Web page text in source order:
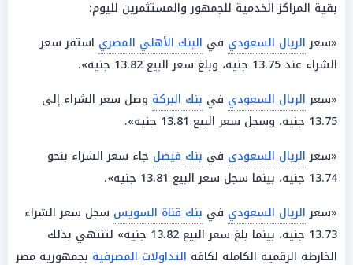
بقية المراكز الخدمية للجمهور والمستثمرين لليوم:
«سعرالريال السعودي في البنك الأهلي المصري استقر سعر
الشراء عند 13.75 جنيه، وبلغ سعر البيع 13.82 جنيه».
«سعرالريال السعودي في بنك البركة وصل سعر الشراء إلى
13.75 جنيه، وسجل سعر البيع 13.81 جنيه».
«سعرالريال السعودي في بنك فيصل جاء سعر الشراء بنحو
13.74 جنيه، بينما سجل سعر البيع 13.81 جنيه».
«سعرالريال السعودي في بنك قناة السويس سجل سعر الشراء
13.73 جنيه، بينما بلغ سعر البيع 13.82 جنيه» لتنتهي بذلك
الخارطة الرقمية الكاملة لكافة التداولات المصرفية بجمهورية مصر